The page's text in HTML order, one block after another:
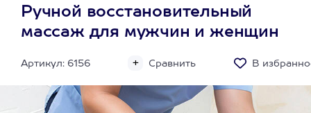
Ручной восстановительный
массаж для мужчин и женщин
Артикул: 6156 Сравнить В